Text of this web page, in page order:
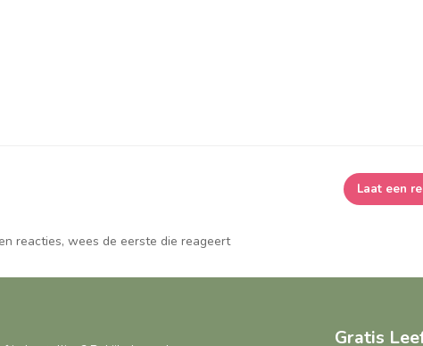
Laat een
reacties, wees de eerste die reageert
Gratis